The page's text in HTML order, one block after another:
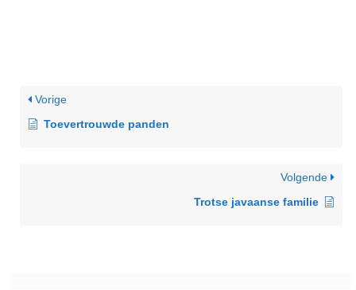
Vorige
Toevertrouwde panden
Volgende
Trotse javaanse familie